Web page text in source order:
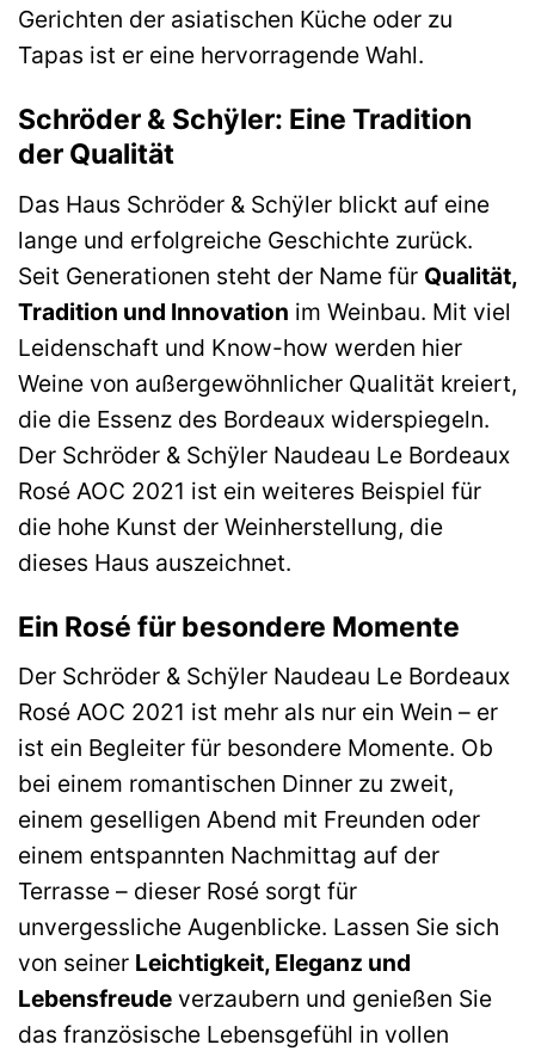
Gerichten der asiatischen Küche oder zu
Tapas ist er eine hervorragende Wahl.
Schröder & Schÿler: Eine Tradition
der Qualität
Das Haus Schröder & Schÿler blickt auf eine
lange und erfolgreiche Geschichte zurück.
Seit Generationen steht der Name für Qualität,
Tradition und Innovation im Weinbau. Mit viel
Leidenschaft und Know-how werden hier
Weine von außergewöhnlicher Qualität kreiert,
die die Essenz des Bordeaux widerspiegeln.
Der Schröder & Schÿler Naudeau Le Bordeaux
Rosé AOC 2021 ist ein weiteres Beispiel für
die hohe Kunst der Weinherstellung, die
dieses Haus auszeichnet.
Ein Rosé für besondere Momente
Der Schröder & Schÿler Naudeau Le Bordeaux
Rosé AOC 2021 ist mehr als nur ein Wein – er
ist ein Begleiter für besondere Momente. Ob
bei einem romantischen Dinner zu zweit,
einem geselligen Abend mit Freunden oder
einem entspannten Nachmittag auf der
Terrasse – dieser Rosé sorgt für
unvergessliche Augenblicke. Lassen Sie sich
von seiner Leichtigkeit, Eleganz und
Lebensfreude verzaubern und genießen Sie
das französische Lebensgefühl in vollen